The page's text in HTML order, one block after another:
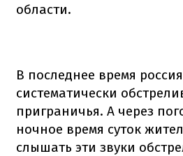
области.
В последнее время
систематически
приграничья. А через
ночное время суток
слышать эти звуки